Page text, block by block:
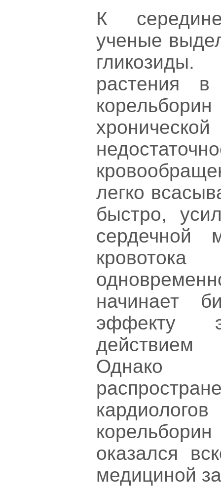
К
ученые
растения
легко
быстро,
сердечной
начинает
эффекту
Однако
оказался
медициной